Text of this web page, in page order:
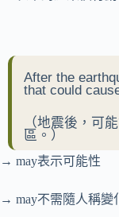
After the
that could
（地震後，可
區。）
→ may表示可能性
→ may不需隨人稱變